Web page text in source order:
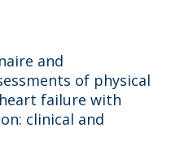
and
of physical
failure with
clinical and